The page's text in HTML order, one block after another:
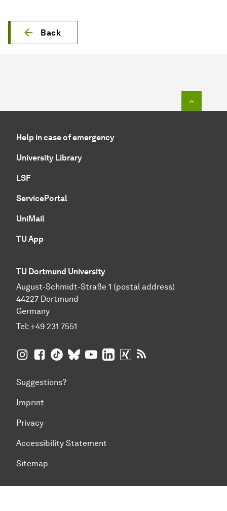
Back
Help in case of emergency
University Library
LSF
ServicePortal
UniMail
TU App
TU Dortmund University
August-Schmidt-Straße 1 (postal address)
44227 Dortmund
Germany
Tel: +49 231 7551
TU Dortmund University on Instagram
TU Dortmund University on Facebook
TU Dortmund University on TikTok
TU Dortmund University on BlueSky
TU Dortmund University on
TU Dortmund University on
TU Dortmund University
Suggestions?
Imprint
Privacy
Accessibility Statement
Sitemap